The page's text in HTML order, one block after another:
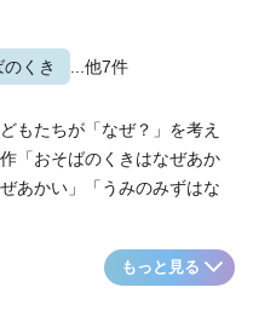
くき ...他7件
もたちが「なぜ？」を考え
「おそばのくきはなぜあか
あかい」「うみのみずはな
もっと見る